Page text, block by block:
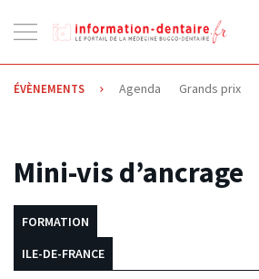
la
navigation
ÉVÈNEMENTS Agenda Grands prix
07.01.2020
Mini-vis d’ancrage
FORMATION
ILE-DE-FRANCE